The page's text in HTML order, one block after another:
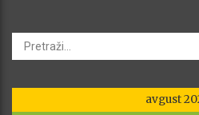
avgust